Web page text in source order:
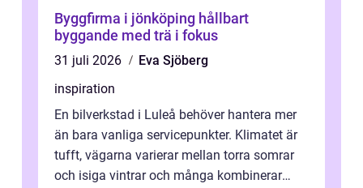
Byggfirma i jönköping hållbart
byggande med trä i fokus
31 juli 2026
Eva Sjöberg
inspiration
En bilverkstad i Luleå behöver hantera mer
än bara vanliga servicepunkter. Klimatet är
tufft, vägarna varierar mellan torra somrar
och isiga vintrar och många kombinerar